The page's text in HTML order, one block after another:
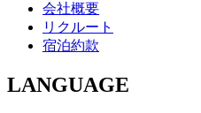
会社概要
リクルート
宿泊約款
LANGUAGE